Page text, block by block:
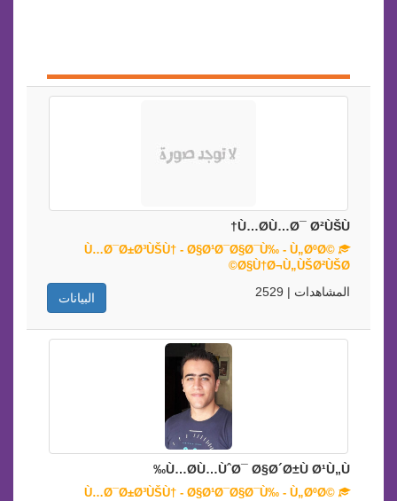
Ù…Ø­Ù…Ø¯ Ø²ÙŠÙ†
Ù…Ø¯Ø±Ø³ÙŠÙ† - Ø§Ø¹Ø¯Ø§Ø¯Ù‰ - Ù„ØºØ©
Ø§Ù†Ø¬Ù„ÙŠØ²ÙŠØ©
البيانات المشاهدات | 2529
Ù…Ø­Ù…ÙˆØ¯ Ø§Ø´Ø±Ù Ø¹Ù„Ù‰
Ù…Ø¯Ø±Ø³ÙŠÙ† - Ø§Ø¹Ø¯Ø§Ø¯Ù‰ - Ù„ØºØ©